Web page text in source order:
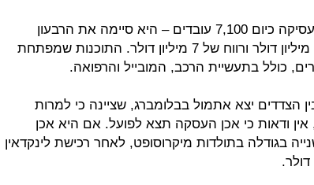
החברה שהוקמה ב-1992 מעסיקה כיום 7,100 עובדים – היא סיימה את הרבעון
הרביעי עם הכנסות של 346 מיליון דולר ורווח של 7 מיליון דולר. התוכנות שמפתחת
כולל בתעשיית הרכב, המובייל והרפואה.
הצדדים יצא אתמול בבלומברג, שציינה כי למרות
ודאות כי אכן העסקה תצא לפועל. אם היא אכן
בגודלה בתולדות מיקרוסופט, לאחר רכישת לינקדאין